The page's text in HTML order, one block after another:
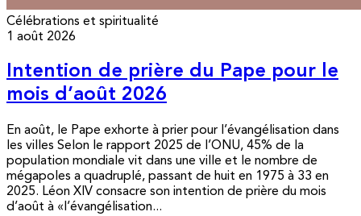
Célébrations et spiritualité
1 août 2026
Intention de prière du Pape pour le
mois d’août 2026
En août, le Pape exhorte à prier pour l’évangélisation dans
les villes Selon le rapport 2025 de l’ONU, 45% de la
population mondiale vit dans une ville et le nombre de
mégapoles a quadruplé, passant de huit en 1975 à 33 en
2025. Léon XIV consacre son intention de prière du mois
d’août à «l’évangélisation...